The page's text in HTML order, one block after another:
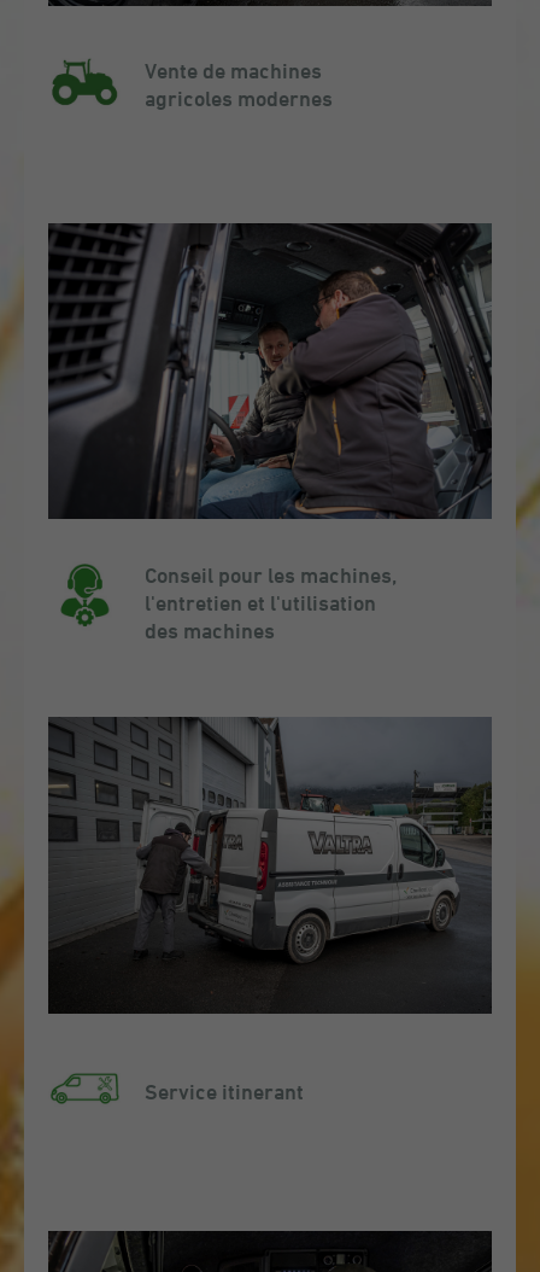
Vente de machines
agricoles modernes
Conseil pour les machines,
l'entretien et l'utilisation
des machines
Service itinerant